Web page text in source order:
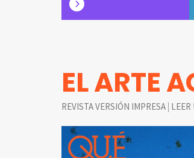
EL ARTE
REVISTA VERSIÓN IMPRESA | LEER